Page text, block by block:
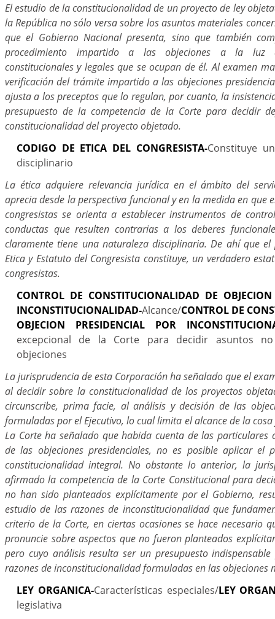
El estudio de la constitucionalidad de un proyecto de ley
la República no sólo versa sobre los asuntos materiales
que el Gobierno Nacional presenta, sino que también
procedimiento impartido a las objeciones a la luz
constitucionales y legales que se ocupan de él. Al examen
verificación del trámite impartido a las objeciones
ajusta a los preceptos que lo regulan, por cuanto, la
presupuesto de la competencia de la Corte para decidir
constitucionalidad del proyecto objetado.
CODIGO DE ETICA DEL CONGRESISTA-Constituye
disciplinario
La ética adquiere relevancia jurídica en el ámbito del
aprecia desde la perspectiva funcional y en la medida en que
congresistas se orienta a establecer instrumentos de
conductas que resulten contrarias a los deberes
claramente tiene una naturaleza disciplinaria. De ahí que el
Etica y Estatuto del Congresista constituye, un verdadero
congresistas.
CONTROL DE CONSTITUCIONALIDAD DE
INCONSTITUCIONALIDAD-Alcance/CONTROL DE
OBJECION PRESIDENCIAL POR
excepcional de la Corte para decidir asuntos
objeciones
La jurisprudencia de esta Corporación ha señalado que el
al decidir sobre la constitucionalidad de los proyectos
circunscribe, prima facie, al análisis y decisión de las
formuladas por el Ejecutivo, lo cual limita el alcance de la
La Corte ha señalado que habida cuenta de las particulares
de las objeciones presidenciales, no es posible aplicar el
constitucionalidad integral. No obstante lo anterior, la
afirmado la competencia de la Corte Constitucional para
no han sido planteados explícitamente por el Gobierno,
estudio de las razones de inconstitucionalidad que
criterio de la Corte, en ciertas ocasiones se hace necesario
pronuncie sobre aspectos que no fueron planteados
pero cuyo análisis resulta ser un presupuesto
razones de inconstitucionalidad formuladas en las objeciones
LEY ORGANICA-Características especiales/LEY
legislativa